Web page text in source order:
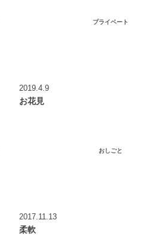
プライベート
2019.4.9
お花見
おしごと
2017.11.13
柔軟